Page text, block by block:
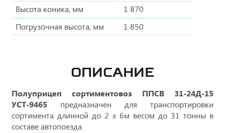
Высота коника, мм
1 870
Погрузочная высота, мм
1 850
ОПИСАНИЕ
Полуприцеп сортиментовоз ППСВ 31-24Д-15
УСТ-9465 предназначен для транспортировки
сортимента длинной до 2 х 6м весом до 31 тонны в
составе автопоезда.